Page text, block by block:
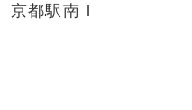
都駅南Ｉ